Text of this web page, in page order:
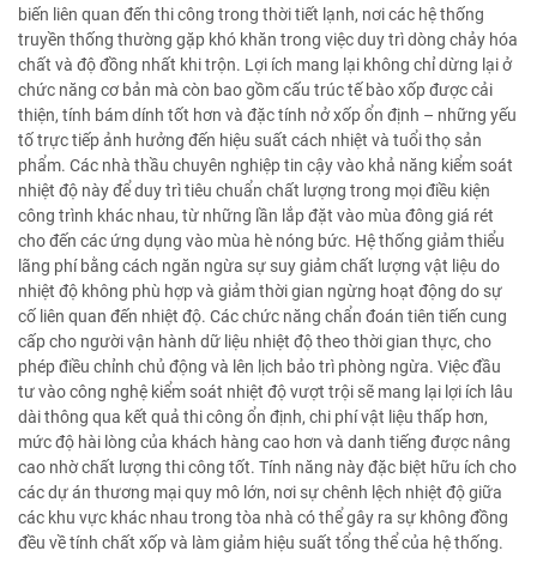
biến liên quan đến thi công trong thời tiết lạnh, nơi các hệ thống
truyền thống thường gặp khó khăn trong việc duy trì dòng chảy hóa
chất và độ đồng nhất khi trộn. Lợi ích mang lại không chỉ dừng lại ở
chức năng cơ bản mà còn bao gồm cấu trúc tế bào xốp được cải
thiện, tính bám dính tốt hơn và đặc tính nở xốp ổn định – những yếu
tố trực tiếp ảnh hưởng đến hiệu suất cách nhiệt và tuổi thọ sản
phẩm. Các nhà thầu chuyên nghiệp tin cậy vào khả năng kiểm soát
nhiệt độ này để duy trì tiêu chuẩn chất lượng trong mọi điều kiện
công trình khác nhau, từ những lần lắp đặt vào mùa đông giá rét
cho đến các ứng dụng vào mùa hè nóng bức. Hệ thống giảm thiểu
lãng phí bằng cách ngăn ngừa sự suy giảm chất lượng vật liệu do
nhiệt độ không phù hợp và giảm thời gian ngừng hoạt động do sự
cố liên quan đến nhiệt độ. Các chức năng chẩn đoán tiên tiến cung
cấp cho người vận hành dữ liệu nhiệt độ theo thời gian thực, cho
phép điều chỉnh chủ động và lên lịch bảo trì phòng ngừa. Việc đầu
tư vào công nghệ kiểm soát nhiệt độ vượt trội sẽ mang lại lợi ích lâu
dài thông qua kết quả thi công ổn định, chi phí vật liệu thấp hơn,
mức độ hài lòng của khách hàng cao hơn và danh tiếng được nâng
cao nhờ chất lượng thi công tốt. Tính năng này đặc biệt hữu ích cho
các dự án thương mại quy mô lớn, nơi sự chênh lệch nhiệt độ giữa
các khu vực khác nhau trong tòa nhà có thể gây ra sự không đồng
đều về tính chất xốp và làm giảm hiệu suất tổng thể của hệ thống.